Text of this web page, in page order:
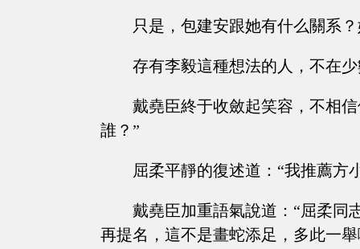
只是，包建安跟她有什么關系
存有李毅這種想法的人，不在
戴堯臣終于收斂起笑容，不相
誰？”
屈柔平靜的復述道：“我推薦方
戴堯臣加重語氣說道：“屈柔同
再提名，這不是畫蛇添足，多此一